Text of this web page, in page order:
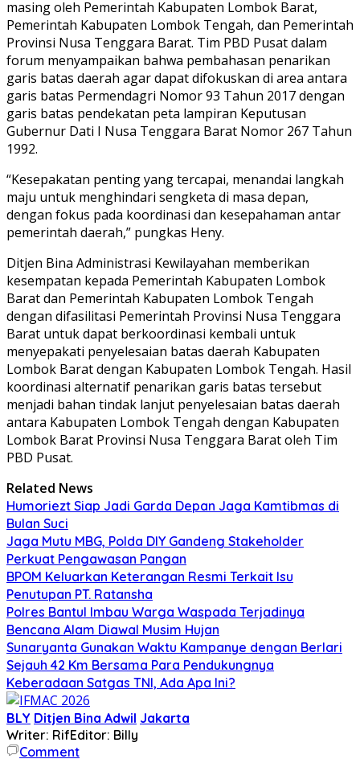
masing oleh Pemerintah Kabupaten Lombok Barat,
Pemerintah Kabupaten Lombok Tengah, dan Pemerintah
Provinsi Nusa Tenggara Barat. Tim PBD Pusat dalam
forum menyampaikan bahwa pembahasan penarikan
garis batas daerah agar dapat difokuskan di area antara
garis batas Permendagri Nomor 93 Tahun 2017 dengan
garis batas pendekatan peta lampiran Keputusan
Gubernur Dati I Nusa Tenggara Barat Nomor 267 Tahun
1992.
“Kesepakatan penting yang tercapai, menandai langkah
maju untuk menghindari sengketa di masa depan,
dengan fokus pada koordinasi dan kesepahaman antar
pemerintah daerah,” pungkas Heny.
Ditjen Bina Administrasi Kewilayahan memberikan
kesempatan kepada Pemerintah Kabupaten Lombok
Barat dan Pemerintah Kabupaten Lombok Tengah
dengan difasilitasi Pemerintah Provinsi Nusa Tenggara
Barat untuk dapat berkoordinasi kembali untuk
menyepakati penyelesaian batas daerah Kabupaten
Lombok Barat dengan Kabupaten Lombok Tengah. Hasil
koordinasi alternatif penarikan garis batas tersebut
menjadi bahan tindak lanjut penyelesaian batas daerah
antara Kabupaten Lombok Tengah dengan Kabupaten
Lombok Barat Provinsi Nusa Tenggara Barat oleh Tim
PBD Pusat.
Related News
Humoriezt Siap Jadi Garda Depan Jaga Kamtibmas di
Bulan Suci
Jaga Mutu MBG, Polda DIY Gandeng Stakeholder
Perkuat Pengawasan Pangan
BPOM Keluarkan Keterangan Resmi Terkait Isu
Penutupan PT. Ratansha
Polres Bantul Imbau Warga Waspada Terjadinya
Bencana Alam Diawal Musim Hujan
Sunaryanta Gunakan Waktu Kampanye dengan Berlari
Sejauh 42 Km Bersama Para Pendukungnya
Keberadaan Satgas TNI, Ada Apa Ini?
BLY Ditjen Bina Adwil Jakarta
Writer: RifEditor: Billy
Comment